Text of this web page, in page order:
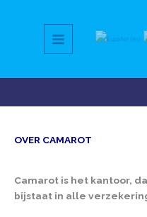
OVER CAMAROT
Camarot is het kantoor,
bijstaat in alle